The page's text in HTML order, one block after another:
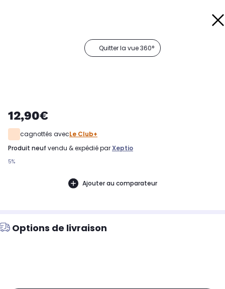
Quitter la vue 360°
12,90€
cagnottés avecLe Club+
produit neuf vendu & expédié parXeptio
5%
Ajouter au comparateur
Options de livraison